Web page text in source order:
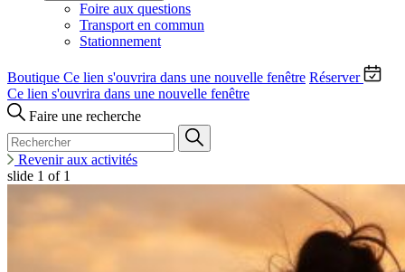
Foire aux questions
Transport en commun
Stationnement
Boutique Ce lien s'ouvrira dans une nouvelle fenêtre Réserver
Ce lien s'ouvrira dans une nouvelle fenêtre
Faire une recherche
Revenir aux activités
slide 1 of 1